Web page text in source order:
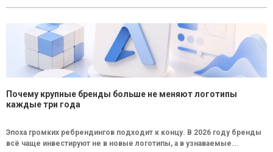
Почему крупные бренды больше не меняют логотипы
каждые три года
Эпоха громких ребрендингов подходит к концу. В 2026 году бренды
всё чаще инвестируют не в новые логотипы, а в узнаваемые...